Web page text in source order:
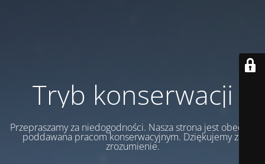
Tryb konserwacji
Przepraszamy za niedogodności. Nasza strona jest obecnie
poddawana pracom konserwacyjnym. Dziękujemy za
zrozumienie.